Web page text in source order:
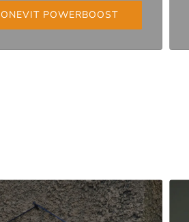
ONEVIT POWERBOOST